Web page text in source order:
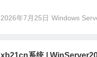
2026年7月25日 Windows
xb21cn系统 |